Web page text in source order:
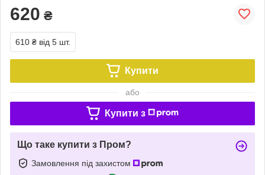
620 ₴
610 ₴ від 5 шт.
Купити
або
Купити з
Що таке купити з Пром?
Замовлення під захистом